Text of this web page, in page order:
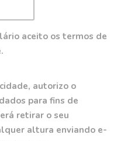
aceito os termos de
autorizo o
para fins de
retirar o seu
altura enviando e-